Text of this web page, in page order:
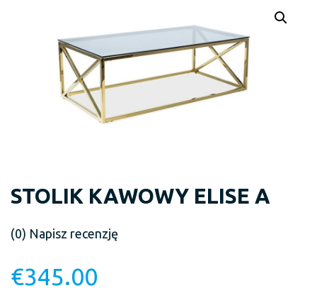
STOLIK KAWOWY ELISE A
(0) Napisz recenzję
€345.00